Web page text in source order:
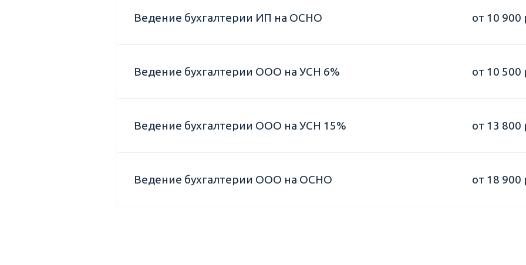
Ведение бухгалтерии ИП на ОСНО от 10 900
Ведение бухгалтерии ООО на УСН 6% от 10 500
Ведение бухгалтерии ООО на УСН 15% от 13 800
Ведение бухгалтерии ООО на ОСНО от 18 900